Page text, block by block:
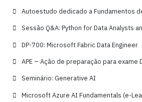
Autoestudo dedicado a Fundamentos
Sessão Q&A: Python for Data Analysts
DP-700: Microsoft Fabric Data Engineer
APE – Ação de preparação para exame
Seminário: Generative AI
Microsoft Azure AI Fundamentals (e-